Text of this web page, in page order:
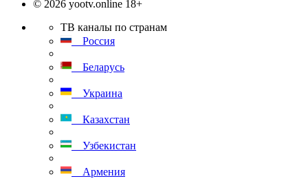
© 2026 yootv.online 18+
ТВ каналы по странам
Россия
Беларусь
Украина
Казахстан
Узбекистан
Армения